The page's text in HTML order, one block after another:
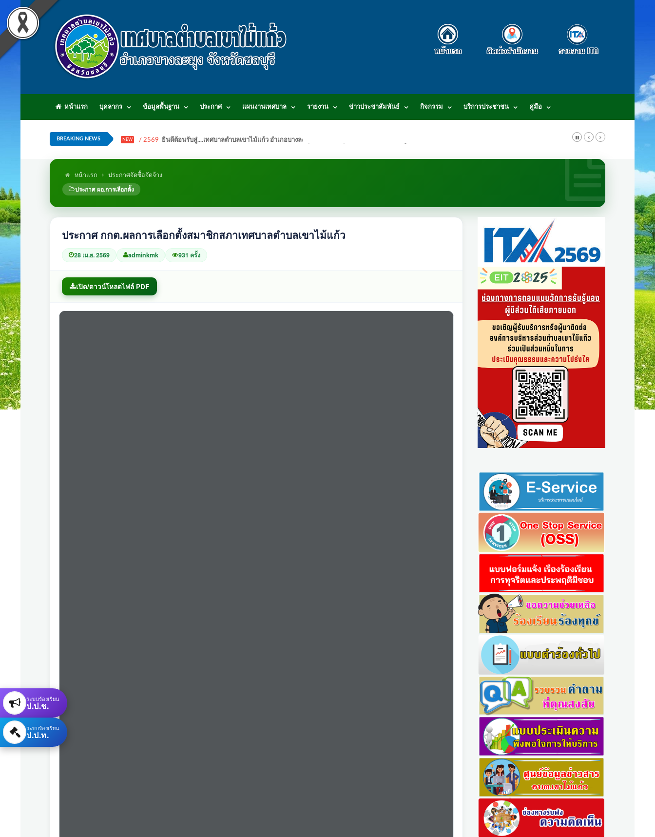
หน้าแรก บุคลากร ข้อมูลพื้นฐาน ประกาศ แผนงานเทศบาล รายงาน ข่าวประชาสัมพันธ์ กิจกรรม บริการประชาชน คู่มือ
BREAKING NEWS NEW / 2569 ยินดีต้อนรับสู่....เทศบาลตำบลเขาไม้แก้ว อำเภอบางละมุง จังหวัดชลบุรี 20150 สอบถามข้อมูลโทร 0-3807-2634-5 E-mail : saraban@khaomaikaew.go.th
หน้าแรก
ประกาศจัดซื้อจัดจ้าง
ประกาศ ผอ.การเลือกตั้ง
ประกาศ กกต.ผลการเลือกตั้งสมาชิกสภาเทศบาลตำบลเขาไม้แก้ว
28 เม.ย. 2569 adminkmk 931 ครั้ง
เปิด/ดาวน์โหลดไฟล์ PDF
ระบบร้องเรียน
ป.ป.ช.
ระบบร้องเรียน
ป.ป.ท.